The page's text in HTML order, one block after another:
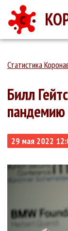
Статистика
Билл
пандемию
29 мая 2022